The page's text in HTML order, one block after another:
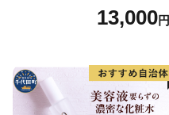
13,000円